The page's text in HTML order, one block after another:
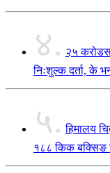
४. २५
निःशुल्क दर्ता, के
५. हिमालय
१८८ किक बक्सिङ